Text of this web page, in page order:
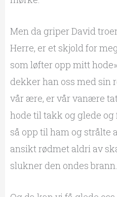
Men da griper David
Herre, er et skjold for
som løfter opp mitt
dekker han oss med sin
vår ære, er vår vanære
hode til takk og glede
så opp til ham og strålte
ansikt rødmet aldri av
slukner den ondes brann.